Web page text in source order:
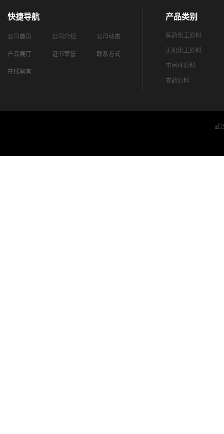
快捷导航
公司首页 公司介绍 公司动态
产品展厅 证书荣誉 联系方式
在线留言
产品类别
医药化工原料
无机化工原料
中间体原料
农药原料
武